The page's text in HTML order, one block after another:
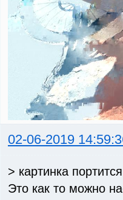
02-06-2019
> картинка
Это как то можно